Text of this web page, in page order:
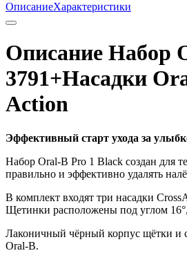
ОписаниеХарактеристики
Описание Набор
3791+Насадки
Action
Эффективный старт ухода за
Набор Oral-B Pro 1 Black создан для
правильно и эффективно удалять
В комплект входят три насадки
Щетинки расположены под углом
Лаконичный чёрный корпус щётки и
Oral-B.